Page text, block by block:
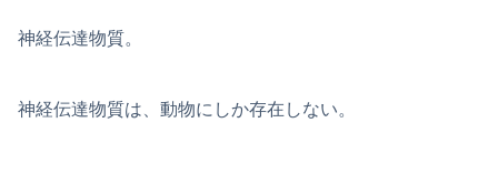
神経伝達物質。
神経伝達物質は、動物にしか存在しない。